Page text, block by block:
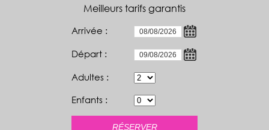
Meilleurs tarifs garantis
Arrivée :
Départ :
Adultes :
Enfants :